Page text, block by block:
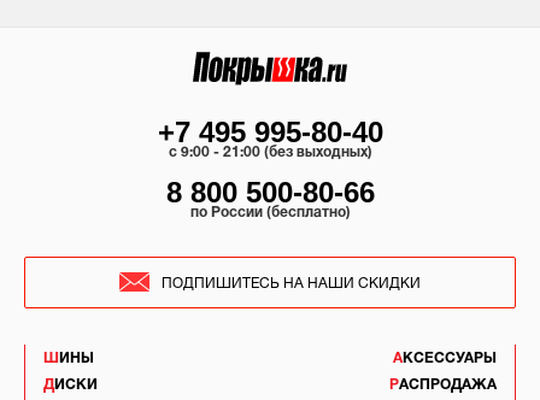
ШИНЫ
ДИСКИ
АКСЕССУАРЫ
РАСПРОДАЖА
+7 495 995-80-40
c 9:00 - 21:00 (без выходных)
8 800 500-80-66
по России (бесплатно)
ПОДПИШИТЕСЬ НА НАШИ СКИДКИ